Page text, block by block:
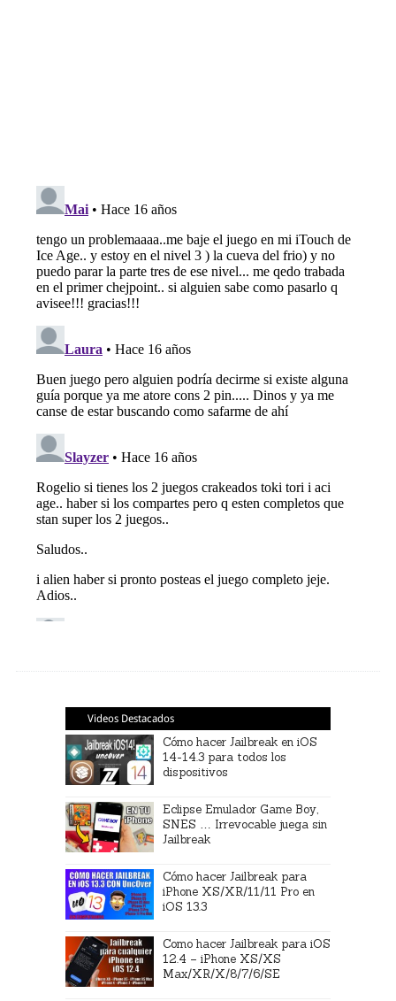
Videos Destacados
Cómo hacer Jailbreak en iOS
14-14.3 para todos los
dispositivos
Eclipse Emulador Game Boy,
SNES … Irrevocable juega sin
Jailbreak
Cómo hacer Jailbreak para
iPhone XS/XR/11/11 Pro en
iOS 13.3
Como hacer Jailbreak para iOS
12.4 – iPhone XS/XS
Max/XR/X/8/7/6/SE